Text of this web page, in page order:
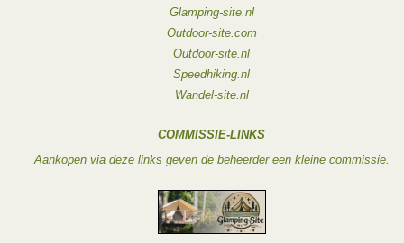
Glamping-site.nl
Outdoor-site.com
Outdoor-site.nl
Speedhiking.nl
Wandel-site.nl
COMMISSIE-LINKS
Aankopen via deze links geven de beheerder een kleine commissie.